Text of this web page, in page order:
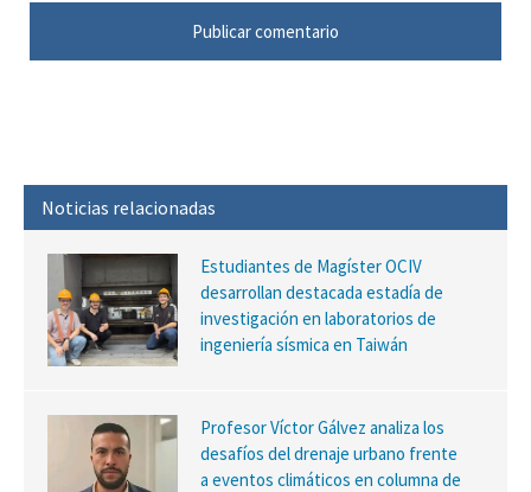
Noticias relacionadas
Estudiantes de Magíster OCIV
desarrollan destacada estadía de
investigación en laboratorios de
ingeniería sísmica en Taiwán
Profesor Víctor Gálvez analiza los
desafíos del drenaje urbano frente
a eventos climáticos en columna de